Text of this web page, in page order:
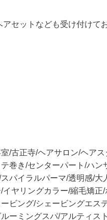
セットなども受け付けて
/古正寺/ヘアサロン/ヘア
巻き/センターパート/ハ
パイラルパーマ/透明感/
ヤリングカラー/縮毛矯正
ビング/シェービングエス
ーミングスパ/アルティス